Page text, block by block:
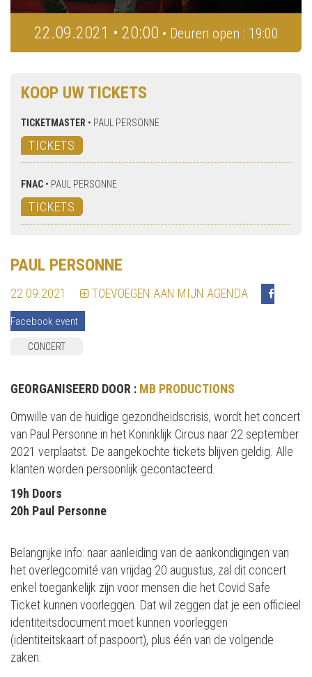
22.09.2021 • 20:00 • Deuren open : 19:00
KOOP UW TICKETS
TICKETMASTER • PAUL PERSONNE
TICKETS
FNAC • PAUL PERSONNE
TICKETS
PAUL PERSONNE
22.09.2021 TOEVOEGEN AAN MIJN AGENDA
Facebook event
CONCERT
GEORGANISEERD DOOR : MB PRODUCTIONS
Omwille van de huidige gezondheidscrisis, wordt het concert
van Paul Personne in het Koninklijk Circus naar 22 september
2021 verplaatst. De aangekochte tickets blijven geldig. Alle
klanten worden persoonlijk gecontacteerd.
19h Doors
20h Paul Personne
Belangrijke info: naar aanleiding van de aankondigingen van
het overlegcomité van vrijdag 20 augustus, zal dit concert
enkel toegankelijk zijn voor mensen die het Covid Safe
Ticket kunnen voorleggen. Dat wil zeggen dat je een officieel
identiteitsdocument moet kunnen voorleggen
(identiteitskaart of paspoort), plus één van de volgende
zaken: